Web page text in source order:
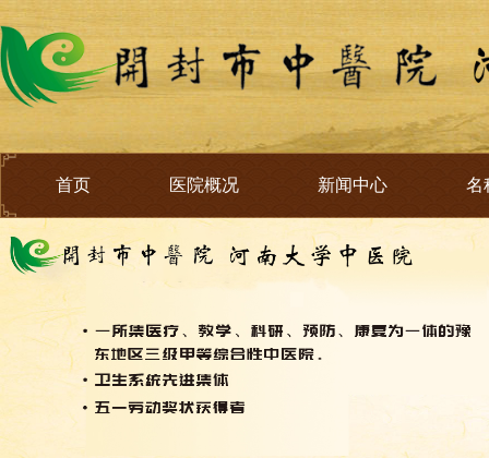
首页 医院概况 新闻中心 名